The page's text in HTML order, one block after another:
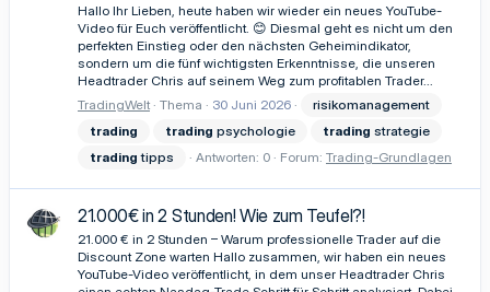
Hallo Ihr Lieben, heute haben wir wieder ein neues YouTube-
Video für Euch veröffentlicht. 😊 Diesmal geht es nicht um den
perfekten Einstieg oder den nächsten Geheimindikator,
sondern um die fünf wichtigsten Erkenntnisse, die unseren
Headtrader Chris auf seinem Weg zum profitablen Trader...
TradingWelt Thema 30 Juni 2026
risikomanagement
trading
trading psychologie trading strategie
trading tipps Antworten: 0 Forum: Trading-Grundlagen
21.000€ in 2 Stunden! Wie zum Teufel?!
21.000 € in 2 Stunden – Warum professionelle Trader auf die
Discount Zone warten Hallo zusammen, wir haben ein neues
YouTube-Video veröffentlicht, in dem unser Headtrader Chris